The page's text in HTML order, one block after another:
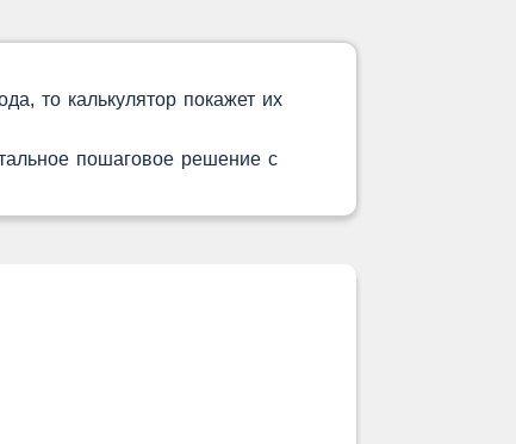
то калькулятор покажет их
пошаговое решение с